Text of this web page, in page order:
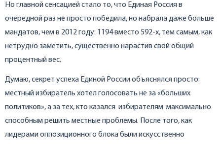
Но главной сенсацией стало то, что Единая Россия в
очередной раз не просто победила, но набрала даже больше
мандатов, чем в 2012 году: 1194 вместо 592-х, тем самым, как
нетрудно заметить, существенно нарастив свой общий
процентный вес.
Думаю, секрет успеха Единой России объяснялся просто:
местный избиратель хотел голосовать не за «больших
политиков», а за тех, кто казался избирателям максимально
способным решить местные проблемы. После того, как
лидерами оппозиционного блока были искусственно